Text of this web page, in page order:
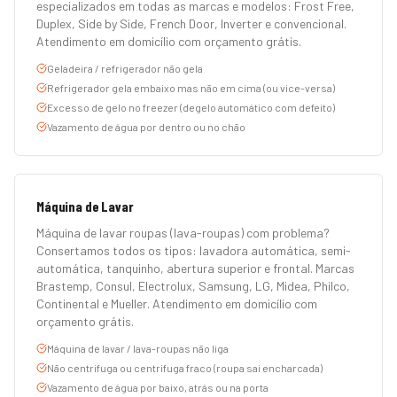
especializados em todas as marcas e modelos: Frost Free,
Duplex, Side by Side, French Door, Inverter e convencional.
Atendimento em domicílio com orçamento grátis.
Geladeira / refrigerador não gela
Refrigerador gela embaixo mas não em cima (ou vice-versa)
Excesso de gelo no freezer (degelo automático com defeito)
Vazamento de água por dentro ou no chão
Máquina de Lavar
Máquina de lavar roupas (lava-roupas) com problema?
Consertamos todos os tipos: lavadora automática, semi-
automática, tanquinho, abertura superior e frontal. Marcas
Brastemp, Consul, Electrolux, Samsung, LG, Midea, Philco,
Continental e Mueller. Atendimento em domicílio com
orçamento grátis.
Máquina de lavar / lava-roupas não liga
Não centrifuga ou centrifuga fraco (roupa sai encharcada)
Vazamento de água por baixo, atrás ou na porta